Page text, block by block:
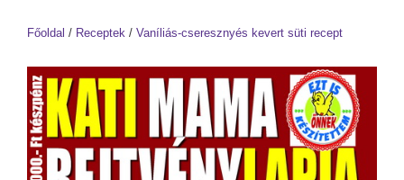
Főoldal / Receptek / Vaníliás-cseresznyés kevert süti recept